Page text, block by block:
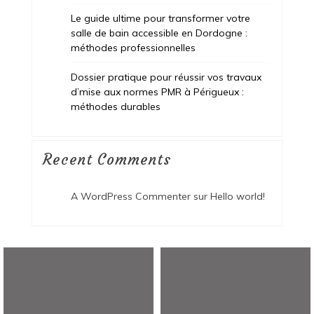
Le guide ultime pour transformer votre
salle de bain accessible en Dordogne :
méthodes professionnelles
Dossier pratique pour réussir vos travaux
d’mise aux normes PMR à Périgueux :
méthodes durables
Recent Comments
A WordPress Commentersur Hello world!